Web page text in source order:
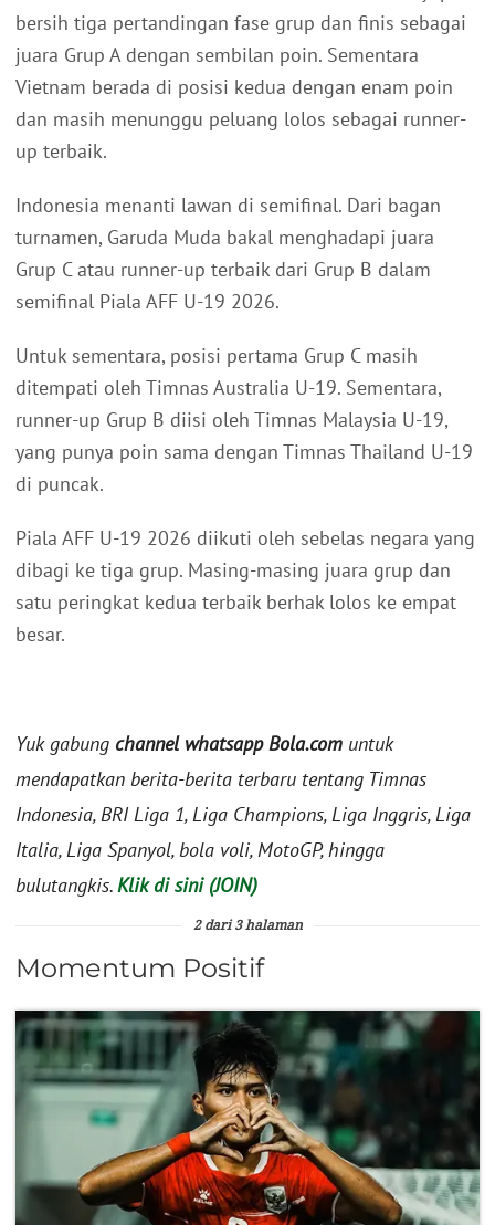
bersih tiga pertandingan fase grup dan finis sebagai
juara Grup A dengan sembilan poin. Sementara
Vietnam berada di posisi kedua dengan enam poin
dan masih menunggu peluang lolos sebagai runner-
up terbaik.
Indonesia menanti lawan di semifinal. Dari bagan
turnamen, Garuda Muda bakal menghadapi juara
Grup C atau runner-up terbaik dari Grup B dalam
semifinal Piala AFF U-19 2026.
Untuk sementara, posisi pertama Grup C masih
ditempati oleh Timnas Australia U-19. Sementara,
runner-up Grup B diisi oleh Timnas Malaysia U-19,
yang punya poin sama dengan Timnas Thailand U-19
di puncak.
Piala AFF U-19 2026 diikuti oleh sebelas negara yang
dibagi ke tiga grup. Masing-masing juara grup dan
satu peringkat kedua terbaik berhak lolos ke empat
besar.
Yuk gabung channel whatsapp Bola.com untuk
mendapatkan berita-berita terbaru tentang Timnas
Indonesia, BRI Liga 1, Liga Champions, Liga Inggris, Liga
Italia, Liga Spanyol, bola voli, MotoGP, hingga
bulutangkis.Klik di sini (JOIN)
2 dari 3 halaman
Momentum Positif